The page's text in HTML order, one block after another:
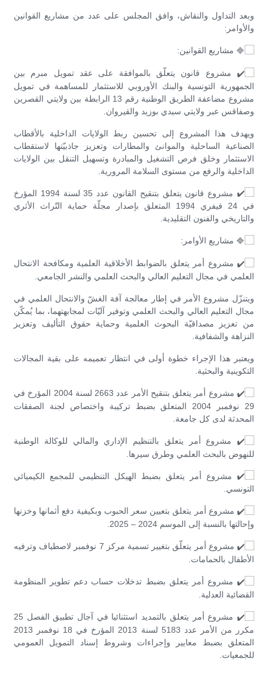
وبعد التداول والنقاش، وافق المجلس على عدد من مشاريع القوانين
والأوامر:
مشاريع القوانين:
مشروع قانون يتعلّق بالموافقة على عقد تمويل مبرم بين
الجمهورية التونسية والبنك الأوروبي للاستثمار للمساهمة في تمويل
مشروع مضاعفة الطريق الوطنية رقم 13 الرابطة بين ولايتي القصرين
وصفاقس عبر ولايتي سيدي بوزيد والقيروان.
ويهدف هذا المشروع إلى تحسين ربط الولايات الداخلية بالأقطاب
الصناعية الساحلية والموانئ والمطارات وتعزيز جاذبيّتها لاستقطاب
الاستثمار وخلق فرص التشغيل والمبادرة وتسهيل التنقل بين الولايات
الداخلية والرفع من مستوى السلامة المرورية.
مشروع قانون يتعلق بتنقيح القانون عدد 35 لسنة 1994 المؤرخ
في 24 فيفري 1994 المتعلق بإصدار مجلّة حماية التّراث الأثري
والتاريخي والفنون التقليدية.
مشاريع الأوامر:
مشروع أمر يتعلق بالضوابط الأخلاقية العلمية ومكافحة الانتحال
العلمي في مجال التعليم العالي والبحث العلمي والنشر الجامعي.
ويتنزّل مشروع الأمر في إطار معالجة آفة الغشّ والانتحال العلمي في
مجال التعليم العالي والبحث العلمي وتوفير آليّات لمجابهتهما، بما يُمكّن
من تعزيز مصداقيّة البحوث العلمية وحماية حقوق التأليف وتعزيز
النزاهة والشفافية.
ويعتبر هذا الإجراء خطوة أولى في انتظار تعميمه على بقية المجالات
التكوينية والبحثية.
مشروع أمر يتعلق بتنقيح الأمر عدد 2663 لسنة 2004 المؤرخ في
29 نوفمبر 2004 المتعلق بضبط تركيبة واختصاص لجنة الصفقات
المحدثة لدى كل جامعة.
مشروع أمر يتعلق بالتنظيم الإداري والمالي للوكالة الوطنية
للنهوض بالبحث العلمي وطرق سيرها.
مشروع أمر يتعلق بضبط الهيكل التنظيمي للمجمع الكيميائي
التونسي.
مشروع أمر يتعلق بتعيين سعر الحبوب وبكيفية دفع أثمانها وخزنها
وإحالتها بالنسبة إلى الموسم 2024 – 2025.
مشروع أمر يتعلّق بتغيير تسمية مركز 7 نوفمبر لاصطياف وترفيه
الأطفال بالحمامات.
مشروع أمر يتعلق بضبط تدخلات حساب دعم تطوير المنظومة
القضائية العدلية.
مشروع أمر يتعلق بالتمديد استثنائيا في آجال تطبيق الفصل 25
مكرر من الأمر عدد 5183 لسنة 2013 المؤرخ في 18 نوفمبر 2013
المتعلق بضبط معايير وإجراءات وشروط إسناد التمويل العمومي
للجمعيات.